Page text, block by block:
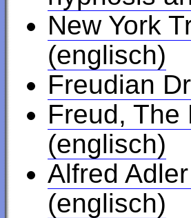
New York
(englisch)
Freudian
Freud, The
(englisch)
Alfred
(englisch)